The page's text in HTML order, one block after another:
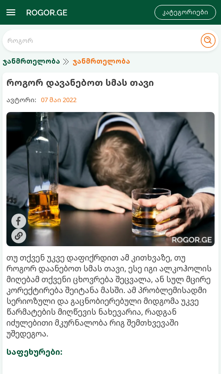
კატეგორიები
ჯანმრთელობა ჯანმრთელობა
როგორ დავანებოთ სმას თავი
ავტორი: 07 მაი 2022
თუ თქვენ უკვე დაფიქრდით ამ კითხვაზე, თუ
როგორ დაანებოთ სმას თავი, ესე იგი ალკოჰოლის
მიღებამ თქვენი ცხოვრება შეცვალა, ან სულ მცირე
კორექტირება შეიტანა მასში. ამ პრობლემისადმი
სერიოზული და გაცნობიერებული მიდგომა უკვე
წარმატების მიღწევის ნახევარია, რადგან
იძულებითი მკურნალობა რიგ შემთხვევაში
უშედეგოა.
საფეხურები: